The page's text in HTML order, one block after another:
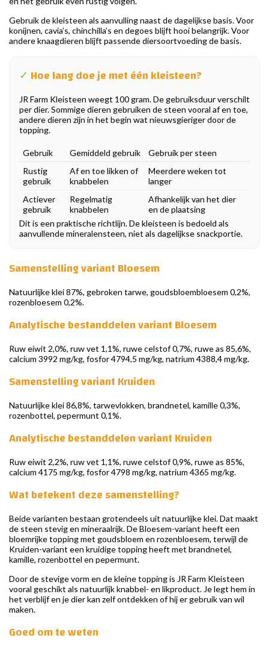
Gebruik de kleisteen als aanvulling naast de dagelijkse basis. Voor
konijnen, cavia’s, chinchilla’s en degoes blijft hooi belangrijk. Voor
andere knaagdieren blijft passende diersoortvoeding de basis.
✓ Hoe lang doe je met één kleisteen?
JR Farm Kleisteen weegt 100 gram. De gebruiksduur verschilt
per dier. Sommige dieren gebruiken de steen vooral af en toe,
andere dieren zijn in het begin wat nieuwsgieriger door de
topping.
Gebruik Gemiddeld gebruik
Gebruik per steen
Rustig
gebruik
Af en toe likken of
knabbelen
Meerdere weken tot
langer
Actiever
gebruik
Regelmatig
knabbelen
Afhankelijk van het dier
en de plaatsing
Dit is een praktische richtlijn. De kleisteen is bedoeld als
aanvullende mineralensteen, niet als dagelijkse snackportie.
Samenstelling variant Bloesem
Natuurlijke klei 87%, gebroken tarwe, goudsbloembloesem 0,2%,
rozenbloesem 0,2%.
Analytische bestanddelen variant Bloesem
Ruw eiwit 2,0%, ruw vet 1,1%, ruwe celstof 0,7%, ruwe as 85,6%,
calcium 3992 mg/kg, fosfor 4794,5 mg/kg, natrium 4388,4 mg/kg.
Samenstelling variant Kruiden
Natuurlijke klei 86,8%, tarwevlokken, brandnetel, kamille 0,3%,
rozenbottel, pepermunt 0,1%.
Analytische bestanddelen variant Kruiden
Ruw eiwit 2,2%, ruw vet 1,1%, ruwe celstof 0,9%, ruwe as 85%,
calcium 4175 mg/kg, fosfor 4798 mg/kg, natrium 4365 mg/kg.
Wat betekent deze samenstelling?
Beide varianten bestaan grotendeels uit natuurlijke klei. Dat maakt
de steen stevig en mineraalrijk. De Bloesem-variant heeft een
bloemrijke topping met goudsbloem en rozenbloesem, terwijl de
Kruiden-variant een kruidige topping heeft met brandnetel,
kamille, rozenbottel en pepermunt.
Door de stevige vorm en de kleine topping is JR Farm Kleisteen
vooral geschikt als natuurlijk knabbel- en likproduct. Je legt hem in
het verblijf en je dier kan zelf ontdekken of hij er gebruik van wil
maken.
Goed om te weten